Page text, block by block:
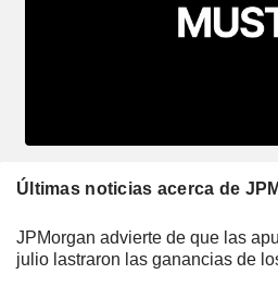
Últimas noticias acerca de
JPMorgan advierte de que las
julio lastraron las ganancias de